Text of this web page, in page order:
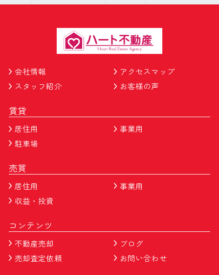
会社情報
アクセスマップ
スタッフ紹介
お客様の声
賃貸
居住用
事業用
駐車場
売買
居住用
事業用
収益・投資
コンテンツ
不動産売却
ブログ
売却査定依頼
お問い合わせ